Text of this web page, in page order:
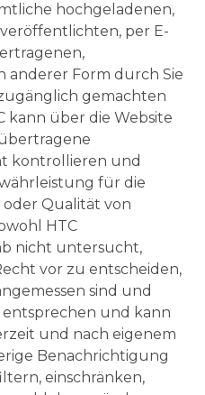
hochgeladenen,
per E-
anderer Form durch Sie
gemachten
kann über die Website
kontrollieren und
für die
Qualität von
HTC
nicht untersucht,
vor zu entscheiden,
sind und
und kann
und nach eigenem
Benachrichtigung
einschränken,